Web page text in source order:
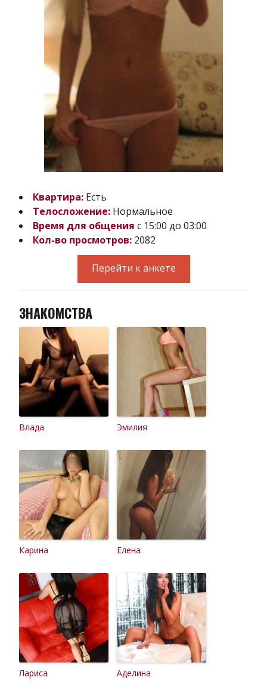
Квартира: Есть
Телосложение: Нормальное
Время для общения с 15:00 до 03:00
Кол-во просмотров: 2082
Перейти к анкете
ЗНАКОМСТВА
Влада Эмилия
Карина Елена
Лариса Аделина